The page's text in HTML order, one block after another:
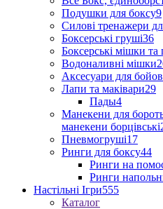
Подушки для боксу9
Силові тренажери
Боксерські груші36
Боксерські мішки та
Водоналивні мішки
Аксесуари для
Лапи та маківари29
Пады4
Манекени для
манекени борцівські
Пневмогруші17
Ринги для боксу44
Ринги на
Ринги
Настільні Ігри555
Каталог